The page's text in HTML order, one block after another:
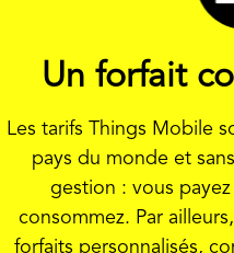
Un forfait
Les tarifs Things Mobile
pays du monde et
gestion : vous
consommez. Par
forfaits personnalisés,